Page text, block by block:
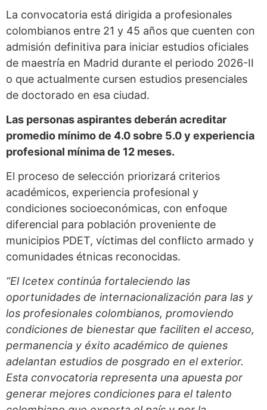
La convocatoria está dirigida a profesionales
colombianos entre 21 y 45 años que cuenten con
admisión definitiva para iniciar estudios oficiales
de maestría en Madrid durante el periodo 2026-II
o que actualmente cursen estudios presenciales
de doctorado en esa ciudad.
Las personas aspirantes deberán acreditar
promedio mínimo de 4.0 sobre 5.0 y experiencia
profesional mínima de 12 meses.
El proceso de selección priorizará criterios
académicos, experiencia profesional y
condiciones socioeconómicas, con enfoque
diferencial para población proveniente de
municipios PDET, víctimas del conflicto armado y
comunidades étnicas reconocidas.
“El Icetex continúa fortaleciendo las
oportunidades de internacionalización para las y
los profesionales colombianos, promoviendo
condiciones de bienestar que faciliten el acceso,
permanencia y éxito académico de quienes
adelantan estudios de posgrado en el exterior.
Esta convocatoria representa una apuesta por
generar mejores condiciones para el talento